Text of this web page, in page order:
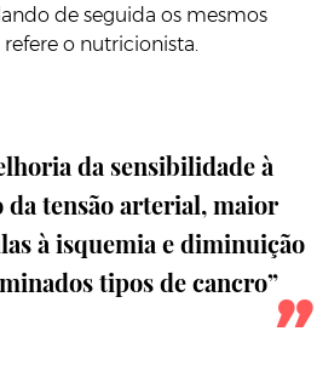
de seguida os mesmos
o nutricionista.
da sensibilidade à
tensão arterial, maior
à isquemia e diminuição
tipos de cancro”